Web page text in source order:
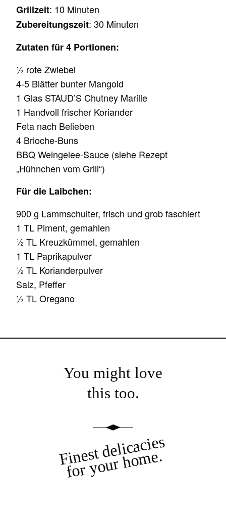
Grillzeit: 10 Minuten
Zubereitungszeit: 30 Minuten
Zutaten für 4 Portionen:
½ rote Zwiebel
4-5 Blätter bunter Mangold
1 Glas STAUD’S Chutney Marille
1 Handvoll frischer Koriander
Feta nach Belieben
4 Brioche-Buns
BBQ Weingelee-Sauce (siehe Rezept
„Hühnchen vom Grill“)
Für die Laibchen:
900 g Lammschulter, frisch und grob faschiert
1 TL Piment, gemahlen
½ TL Kreuzkümmel, gemahlen
1 TL Paprikapulver
½ TL Korianderpulver
Salz, Pfeffer
½ TL Oregano
You might love
this too.
Finest delicacies
for your home.